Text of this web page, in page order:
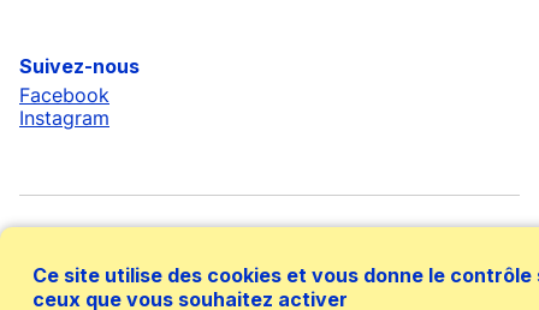
Suivez-nous
Facebook
Instagram
Ce site utilise des cookies et vous donne le contrôle
ceux que vous souhaitez activer